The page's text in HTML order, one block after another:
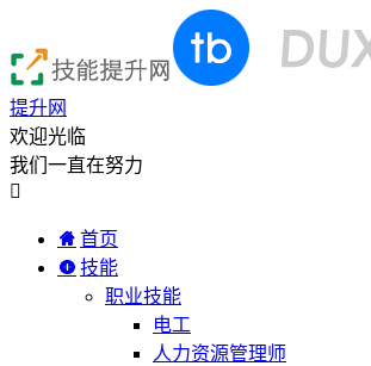
提升网
欢迎光临
我们一直在努力

首页
技能
职业技能
电工
人力资源管理师